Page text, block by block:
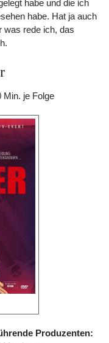
habe und die ich
habe. Hat ja auch
was rede ich, das
Min. je Folge
Produzenten: